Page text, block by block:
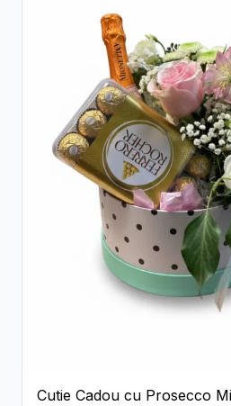
Cutie Cadou cu Prosecco